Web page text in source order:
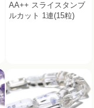
AA++ スライスタンブ
ルカット 1連(15粒)